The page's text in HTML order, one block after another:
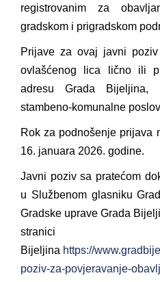
avgusta
registrovanim za
gradskom i prigradskom
Prijave za ovaj javni
ovlašćenog lica lično ili
adresu Grada Bijeljina,
stambeno-komunalne
Rok za podnošenje prijava
16. januara 2026. godine.
Javni poziv sa pratećom
u Službenom glasniku
Gradske uprave Grada
Bijeljina https://
poziv-za-povjeravanje-